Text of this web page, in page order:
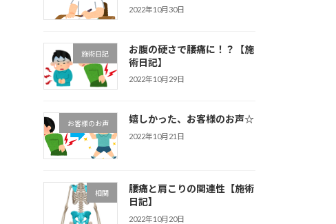
2022年10月30日
施術日記
お腹の硬さで腰痛に！？【施
術日記】
2022年10月29日
お客様のお声 嬉しかった、お客様のお声☆
2022年10月21日
相関
腰痛と肩こりの関連性【施術
日記】
2022年10月20日